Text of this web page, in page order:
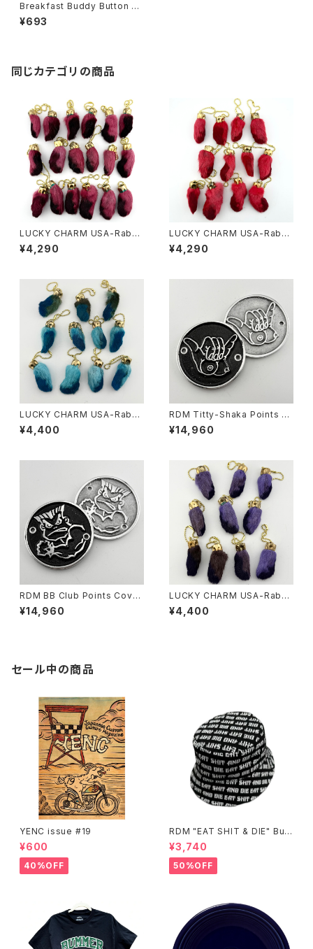
Breakfast Buddy Button -
by Phil Guy aka Burrito Bre
ath
¥693
同じカテゴリの商品
LUCKY CHARM USA-Rabbi
ts Foot key chain,Burgund
y N.O.S.
¥4,290
LUCKY CHARM USA-Rabbi
ts Foot key chain,Red N.O.
S.
¥4,290
LUCKY CHARM USA-Rabbi
ts Foot key chain,Teal N.O.
S.
¥4,400
RDM Titty-Shaka Points C
over for HD
¥14,960
RDM BB Club Points Cover
for HD
¥14,960
LUCKY CHARM USA-Rabbi
ts Foot key chain,Purple N.
O.S.
¥4,400
セール中の商品
YENC issue #19
¥600
40%OFF
RDM "EAT SHIT & DIE" Buc
ket Hat
¥3,740
50%OFF